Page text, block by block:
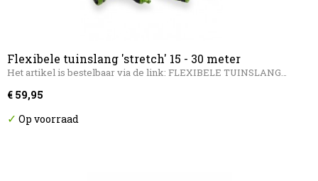
Flexibele tuinslang 'stretch' 15 - 30 meter
Het artikel is bestelbaar via de link: FLEXIBELE TUINSLANG…
€ 59,95
✓ Op voorraad